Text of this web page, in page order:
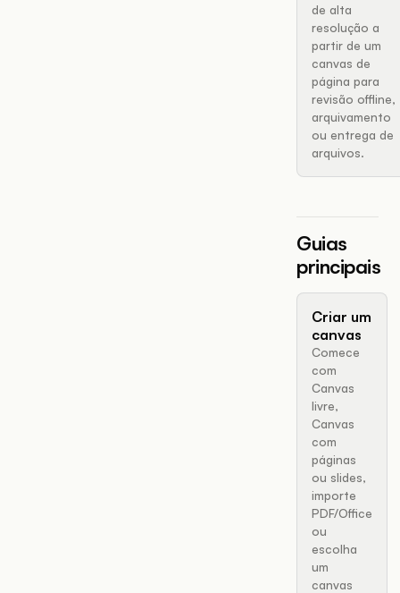
de alta
resolução a
partir de um
canvas de
página para
revisão offline,
arquivamento
ou entrega de
arquivos.
Guias
principais
Criar um
canvas
Comece
com
Canvas
livre,
Canvas
com
páginas
ou slides,
importe
PDF/Office
ou
escolha
um
canvas